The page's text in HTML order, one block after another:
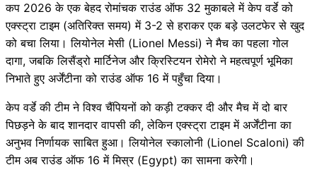
कप 2026 के एक बेहद रोमांचक राउंड ऑफ 32 मुकाबले में केप वर्डे को
एक्स्ट्रा टाइम (अतिरिक्त समय) में 3-2 से हराकर एक बड़े उलटफेर से खुद
को बचा लिया। लियोनेल मेसी (Lionel Messi) ने मैच का पहला गोल
दागा, जबकि लिसैंड्रो मार्टिनेज और क्रिस्टियन रोमेरो ने महत्वपूर्ण भूमिका
निभाते हुए अर्जेंटीना को राउंड ऑफ 16 में पहुँचा दिया।
केप वर्डे की टीम ने विश्व चैंपियनों को कड़ी टक्कर दी और मैच में दो बार
पिछड़ने के बाद शानदार वापसी की, लेकिन एक्स्ट्रा टाइम में अर्जेंटीना का
अनुभव निर्णायक साबित हुआ। लियोनेल स्कालोनी (Lionel Scaloni) की
टीम अब राउंड ऑफ 16 में मिस्र (Egypt) का सामना करेगी।